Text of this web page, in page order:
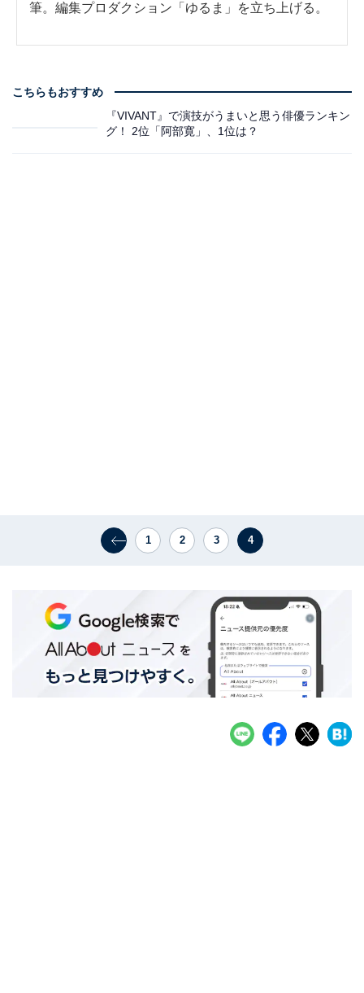
筆。編集プロダクション「ゆるま」を立ち上げる。
こちらもおすすめ
『VIVANT』で演技がうまいと思う俳優ランキン
グ！ 2位「阿部寛」、1位は？
1 2 3 4